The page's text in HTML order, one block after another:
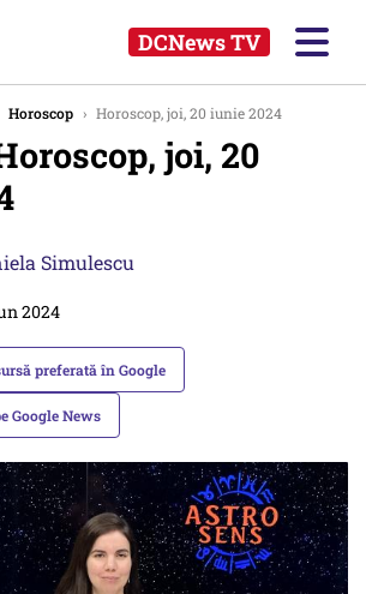
DCNews TV
Horoscop › Horoscop, joi, 20 iunie 2024
joi, 20
Simulescu
2024
preferată în Google
Google News